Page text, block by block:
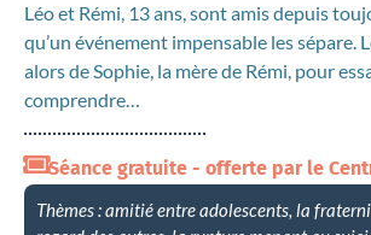
Léo et Rémi, 13 ans, sont amis depuis
qu’un événement impensable les sépare.
alors de Sophie, la mère de Rémi, pour
comprendre…
Séance gratuite - offerte par le
Thèmes : amitié entre adolescents, la